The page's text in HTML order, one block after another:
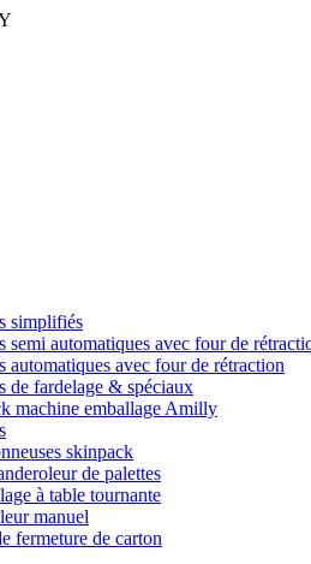
simplifiés
semi automatiques avec four de
automatiques avec four de rétraction
de fardelage & spéciaux
machine emballage Amilly
skinpack
de palettes
à table tournante
manuel
fermeture de carton